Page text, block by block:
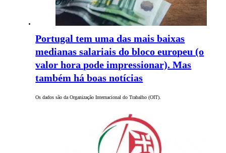
Portugal tem uma das mais baixas
medianas salariais do bloco europeu (o
valor hora pode impressionar). Mas
também há boas notícias
Os dados são da Organização Internacional do Trabalho (OIT).